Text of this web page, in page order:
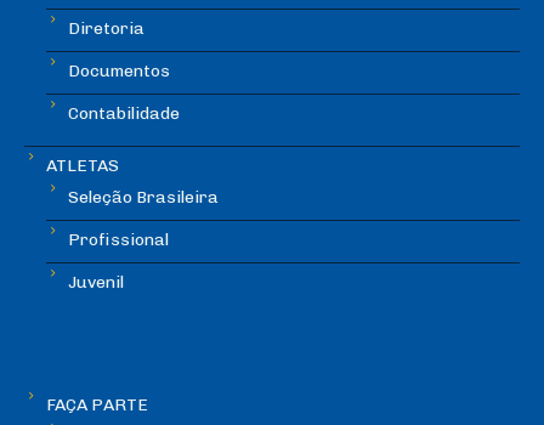
Diretoria
Documentos
Contabilidade
ATLETAS
Seleção Brasileira
Profissional
Juvenil
FAÇA PARTE